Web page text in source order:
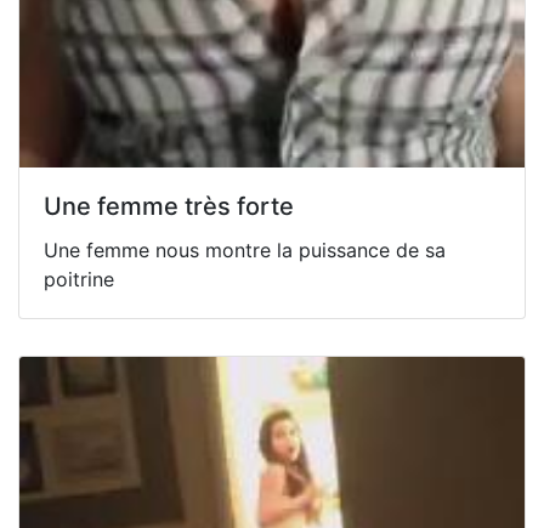
Une femme très forte
Une femme nous montre la puissance de sa
poitrine